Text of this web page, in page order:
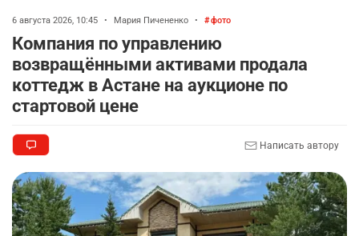
6 августа 2026, 10:45 • Мария Пичененко • фото
Компания по управлению
возвращёнными активами продала
коттедж в Астане на аукционе по
стартовой цене
Написать автору